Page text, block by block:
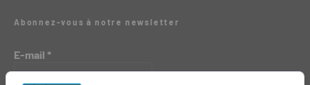
Abonnez-vous à notre newsletter
E-mail *